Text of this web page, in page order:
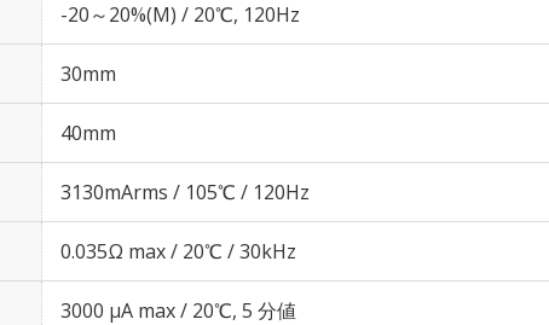
-20～20%(M) / 20℃, 120Hz
30mm
40mm
3130mArms / 105℃ / 120Hz
0.035Ω max / 20℃ / 30kHz
3000 μA max / 20℃, 5 分値